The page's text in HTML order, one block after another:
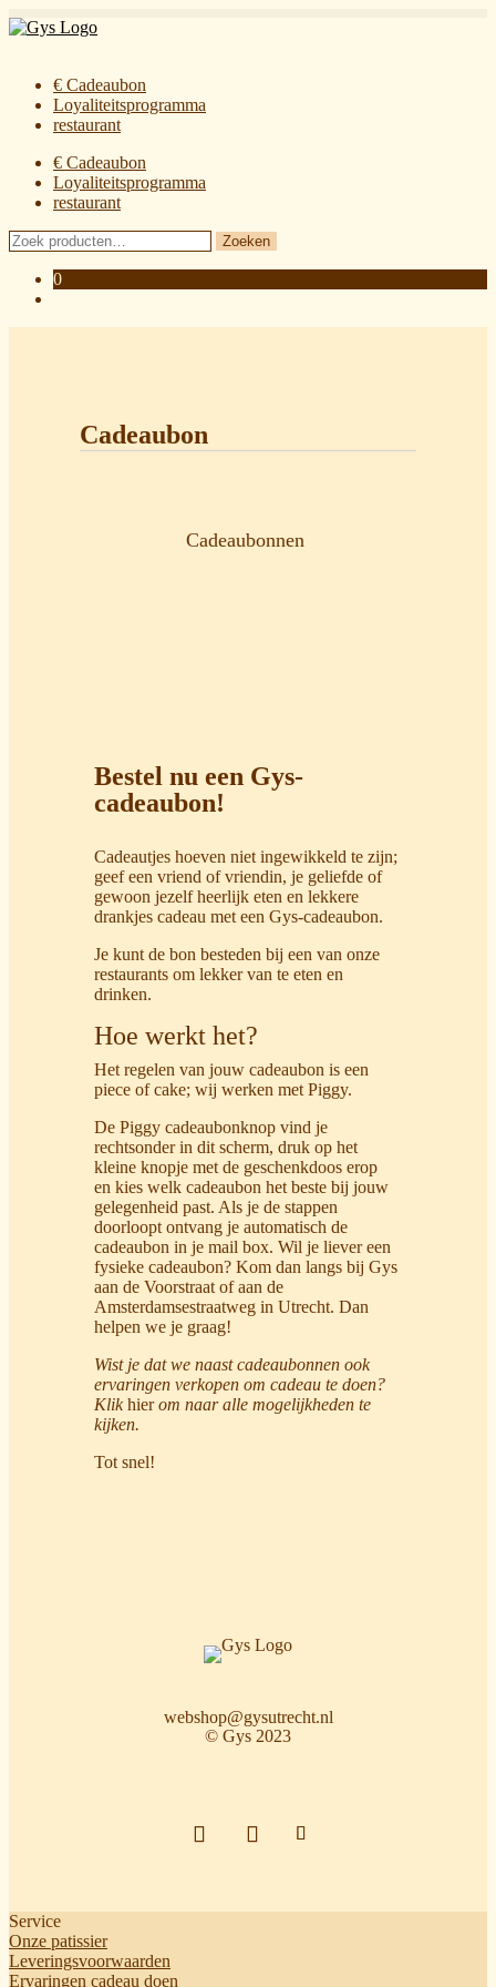
Ga
navigatie
Ga
inhoud€ Cadeaubon
Loyaliteitsprogramma
restaurant
€ Cadeaubon
Loyaliteitsprogramma
restaurant
Zoeken
Zoeken
0
Cadeaubon
Cadeaubonnen
Bestel nu een Gys-
cadeaubon!
Cadeautjes hoeven niet ingewikkeld te zijn;
geef een vriend of vriendin, je geliefde of
gewoon jezelf heerlijk eten en lekkere
drankjes cadeau met een Gys-cadeaubon.
Je kunt de bon besteden bij een van onze
restaurants om lekker van te eten en
drinken.
Hoe werkt het?
Het regelen van jouw cadeaubon is een
piece of cake; wij werken met Piggy.
De Piggy cadeaubonknop vind je
rechtsonder in dit scherm, druk op het
kleine knopje met de geschenkdoos erop
en kies welk cadeaubon het beste bij jouw
gelegenheid past. Als je de stappen
doorloopt ontvang je automatisch de
cadeaubon in je mail box. Wil je liever een
fysieke cadeaubon? Kom dan langs bij Gys
aan de Voorstraat of aan de
Amsterdamsestraatweg in Utrecht. Dan
helpen we je graag!
Wist je dat we naast cadeaubonnen ook
ervaringen verkopen om cadeau te doen?
Klikhierom naar alle mogelijkheden te
kijken.
Tot snel!
webshop@gysutrecht.nl
© Gys 2023
Service
Onze patissier
Leveringsvoorwaarden
Ervaringen cadeau doen